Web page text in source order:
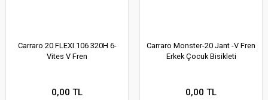
Carraro 20 FLEXI 106 320H 6-
Vites V Fren
0,00 TL
Carraro Monster-20 Jant -V Fren
Erkek Çocuk Bisikleti
0,00 TL